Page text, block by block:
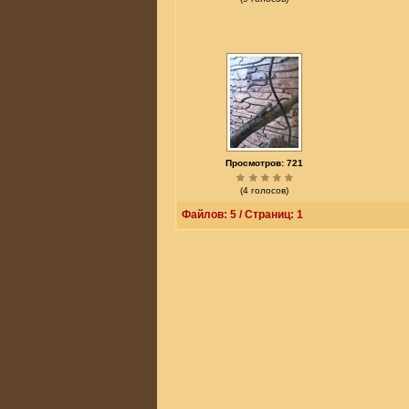
Просмотров: 721
(4 голосов)
Файлов: 5 / Страниц: 1